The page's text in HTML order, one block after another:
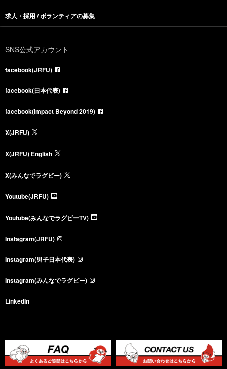
求人・採用 / ボランティアの募集
SNS公式アカウント
facebook(JRFU)
facebook(日本代表)
facebook(Impact Beyond 2019)
X(JRFU)
X(JRFU) English
X(みんなでラグビー)
Youtube(JRFU)
Youtube(みんなでラグビーTV)
Instagram(JRFU)
Instagram(男子日本代表)
Instagram(みんなでラグビー)
LinkedIn